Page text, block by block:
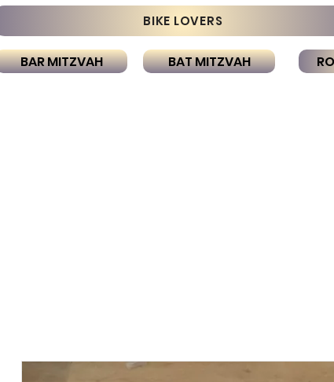
BIKE LOVERS
BAR MITZVAH BAT MITZVAH